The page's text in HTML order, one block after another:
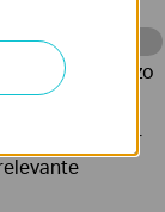
adapter die
TX specificaties
netwerk op te
transfer
moderne
te volgen en zo
waar